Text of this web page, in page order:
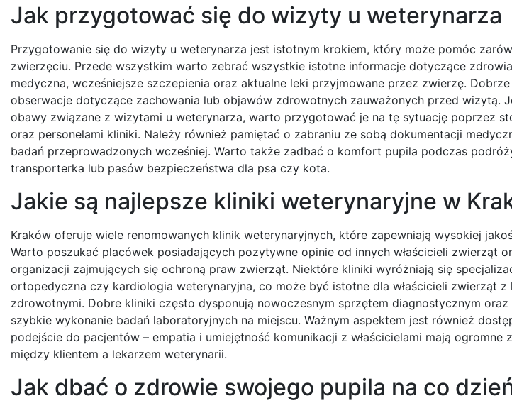
Jak przygotować się do wizyty u weterynarza
Przygotowanie się do wizyty u weterynarza jest istotnym krokiem, który może pomóc
zwierzęciu. Przede wszystkim warto zebrać wszystkie istotne informacje dotyczące
medyczna, wcześniejsze szczepienia oraz aktualne leki przyjmowane przez zwierzę.
obserwacje dotyczące zachowania lub objawów zdrowotnych zauważonych przed wizytą.
obawy związane z wizytami u weterynarza, warto przygotować je na tę sytuację poprzez
oraz personelami kliniki. Należy również pamiętać o zabraniu ze sobą dokumentacji
badań przeprowadzonych wcześniej. Warto także zadbać o komfort pupila podczas
transporterka lub pasów bezpieczeństwa dla psa czy kota.
Jakie są najlepsze kliniki weterynaryjne w
Kraków oferuje wiele renomowanych klinik weterynaryjnych, które zapewniają wysokiej
Warto poszukać placówek posiadających pozytywne opinie od innych właścicieli zwierząt
organizacji zajmujących się ochroną praw zwierząt. Niektóre kliniki wyróżniają się
ortopedyczna czy kardiologia weterynaryjna, co może być istotne dla właścicieli zwierząt
zdrowotnymi. Dobre kliniki często dysponują nowoczesnym sprzętem diagnostycznym
szybkie wykonanie badań laboratoryjnych na miejscu. Ważnym aspektem jest również
podejście do pacjentów – empatia i umiejętność komunikacji z właścicielami mają ogromne
między klientem a lekarzem weterynarii.
Jak dbać o zdrowie swojego pupila na co